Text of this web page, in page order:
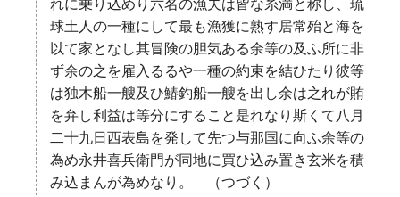
れに乗り込めり六名の漁夫は皆な糸満と称し、琉
球土人の一種にして最も漁獲に熟す居常殆と海を
以て家となし其冒険の胆気ある余等の及ふ所に非
ず余の之を雇入るるや一種の約束を結ひたり彼等
は独木船一艘及ひ鰆釣船一艘を出し余は之れが賄
を弁し利益は等分にすること是れなり斯くて八月
二十九日西表島を発して先つ与那国に向ふ余等の
為め永井喜兵衛門が同地に買ひ込み置き玄米を積
み込まんが為めなり。 （つづく）